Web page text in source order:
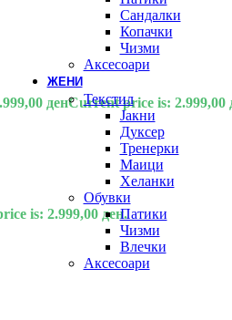
Сандалки
Копачки
Чизми
Аксесоари
ЖЕНИ
Текстил
Јакни
Дуксер
Тренерки
Маици
Хеланки
Обувки
Патики
Чизми
Влечки
Аксесоари
денCurrent price is: 2.999,00
is: 2.999,00 ден.